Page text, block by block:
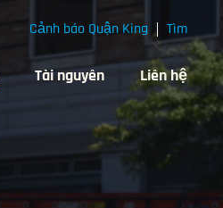
Tài nguyên Liên hệ
Cảnh báo Quận King Tìm